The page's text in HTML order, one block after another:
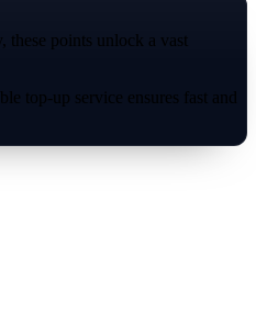
these points unlock a vast
top-up service ensures fast and